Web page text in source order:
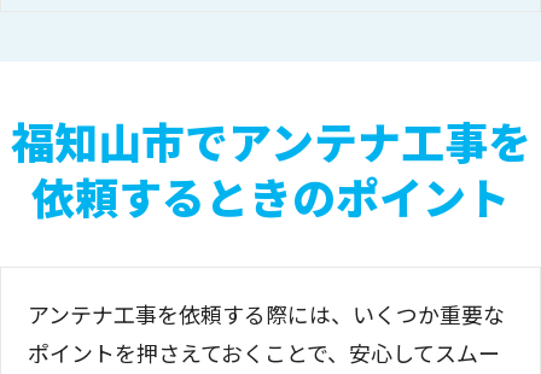
福知山市でアンテナ工事を
依頼するときのポイント
アンテナ工事を依頼する際には、いくつか重要な
ポイントを押さえておくことで、安心してスムー